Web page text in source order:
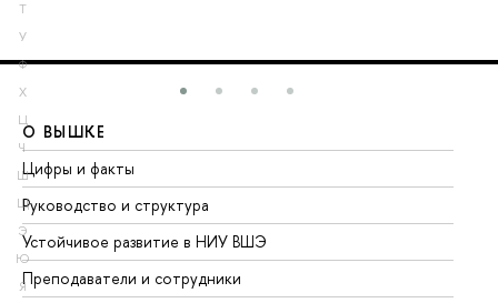
Т
У
Ф
Х
Ц
Ч
Ш
Щ
Э
Ю
Я
О ВЫШКЕ
Цифры и факты
Руководство и структура
Устойчивое развитие в НИУ ВШЭ
Преподаватели и сотрудники